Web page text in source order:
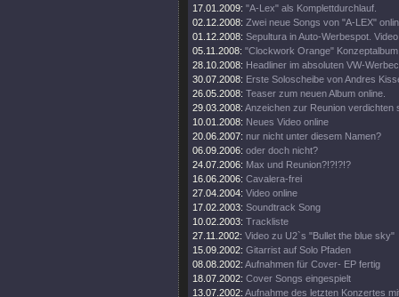
17.01.2009: "A-Lex" als Komplettdurchlauf.
02.12.2008: Zwei neue Songs von "A-LEX"
01.12.2008: Sepultura in Auto-Werbespot.
05.11.2008: "Clockwork Orange"
28.10.2008: Headliner im absoluten VW-
30.07.2008: Erste Soloscheibe von Andres
26.05.2008: Teaser zum neuen Album online.
29.03.2008: Anzeichen zur Reunion verdichten
10.01.2008: Neues Video online
20.06.2007: nur nicht unter diesem Namen?
06.09.2006: oder doch nicht?
24.07.2006: Max und Reunion?!?!?!?
16.06.2006: Cavalera-frei
27.04.2004: Video online
17.02.2003: Soundtrack Song
10.02.2003: Trackliste
27.11.2002: Video zu U2`s "Bullet the blue sky"
15.09.2002: Gitarrist auf Solo Pfaden
08.08.2002: Aufnahmen für Cover- EP fertig
18.07.2002: Cover Songs eingespielt
13.07.2002: Aufnahme des letzten Konzertes